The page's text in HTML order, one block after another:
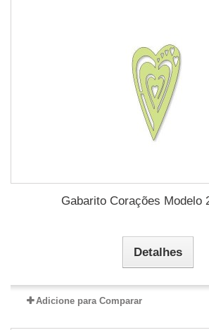
Gabarito Corações Modelo
Detalhes
Adicione para Comparar